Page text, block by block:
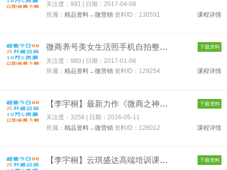
关注度：991 | 日期：2017-04-08
所属：精品资料→微营销 资料ID：130591 课程详情
微商养号美女生活照手机自拍整套图片素材(微商营销神器) 129254 下载资料
关注度：980 | 日期： 2017-01-06
所属：精品资料→微营销 资料ID：129254 课程详情
【李宇桐】最新力作《微商之神-手把手教你做微商》5DVD【原价680... 下载资料
关注度：3256 | 日期：2016-05-11
所属：精品资料→微营销 资料ID：128012 课程详情
【李宇桐】云琪盛达高端培训课程-微信营销引爆大利润（6DVD高清无... 下载资料